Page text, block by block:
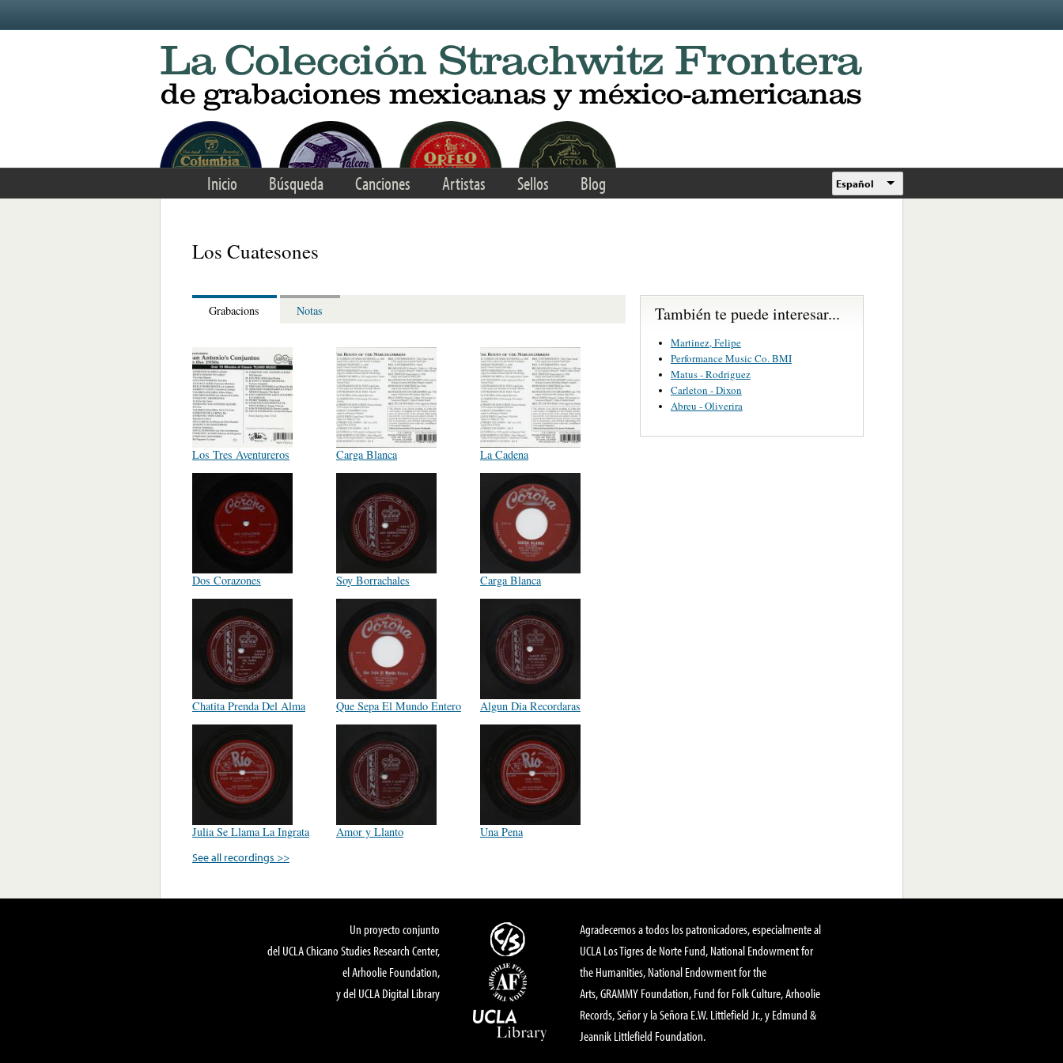
Inicio Búsqueda Canciones Artistas Sellos Blog Español
Los Cuatesones
Grabacions Notas
Los Tres Aventureros Carga Blanca La Cadena
Dos Corazones Soy Borrachales Carga Blanca
Chatita Prenda Del Alma Que Sepa El Mundo Entero Algun Dia Recordaras
Julia Se Llama La Ingrata Amor y Llanto
Una Pena
See all recordings >>
También te puede interesar...
Martinez, Felipe
Performance Music Co. BMI
Matus - Rodriguez
Carleton - Dixon
Abreu - Oliverira
Un proyecto conjunto
del UCLA Chicano Studies Research Center,
el Arhoolie Foundation,
y del UCLA Digital Library
Agradecemos a todos los patronicadores, especialmente al
UCLA Los Tigres de Norte Fund, National Endowment for
the Humanities, National Endowment for the
Arts, GRAMMY Foundation, Fund for Folk Culture, Arhoolie
Records, Señor y la Señora E.W. Littlefield Jr., y Edmund &
Jeannik Littlefield Foundation.